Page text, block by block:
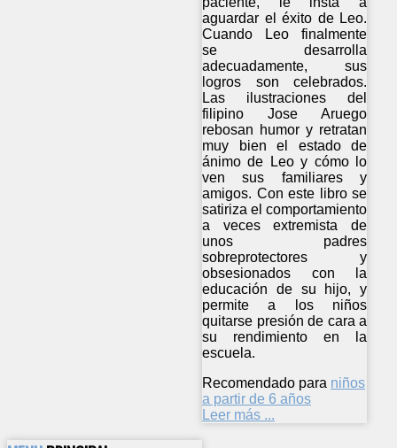
aguardar el éxito de Leo.
Cuando Leo finalmente
se desarrolla
adecuadamente, sus
logros son celebrados.
Las ilustraciones del
filipino Jose Aruego
rebosan humor y retratan
muy bien el estado de
ánimo de Leo y cómo lo
ven sus familiares y
amigos. Con este libro se
satiriza el comportamiento
a veces extremista de
unos padres
sobreprotectores y
obsesionados con la
educación de su hijo, y
permite a los niños
quitarse presión de cara a
su rendimiento en la
escuela.
Recomendado para niños
a partir de 6 años
Leer más ...